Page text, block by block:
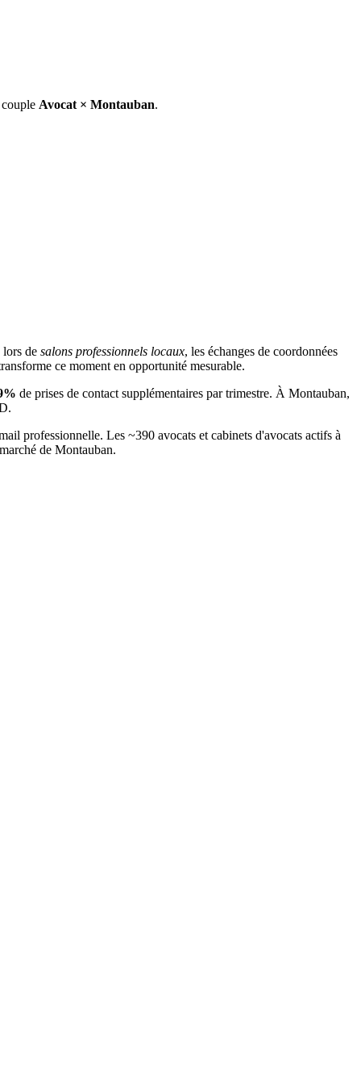
Avocat × Montauban.
lors de salons professionnels locaux, les échanges de coordonnées
ce moment en opportunité mesurable.
% de prises de contact supplémentaires par trimestre. À Montauban,
professionnelle. Les ~390 avocats et cabinets d'avocats actifs à
de Montauban.